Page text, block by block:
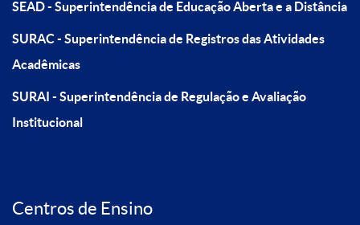
SEAD - Superintendência de Educação Aberta e a Distância
SURAC - Superintendência de Registros das Atividades
Acadêmicas
SURAI - Superintendência de Regulação e Avaliação
Institucional
Centros de Ensino